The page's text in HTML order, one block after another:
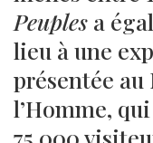
Peuples a
lieu à une
présentée au
l’Homme,
75 000